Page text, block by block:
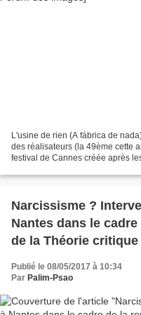
L'usine de rien (A fábrica de
des réalisateurs (la 49ème cette
festival de Cannes créée après
Narcissisme ?
Nantes dans le
de la Théorie critique
Publié le 08/05/2017 à 10:34
Par Palim-Psao